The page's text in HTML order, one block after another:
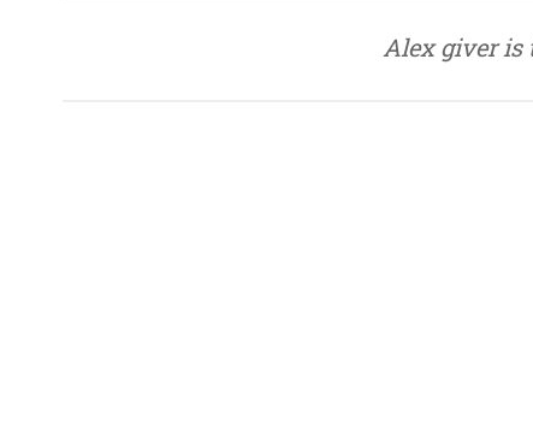
Alex giver is